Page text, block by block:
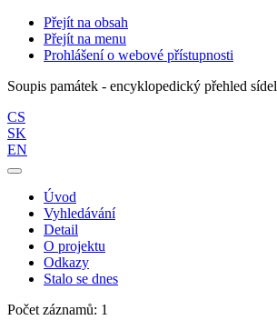
Přejít na obsah
Přejít na menu
Prohlášení o webové přístupnosti
Soupis památek - encyklopedický přehled sídel
CS
SK
EN
Úvod
Vyhledávání
Detail
O projektu
Odkazy
Stalo se dnes
Počet záznamů: 1